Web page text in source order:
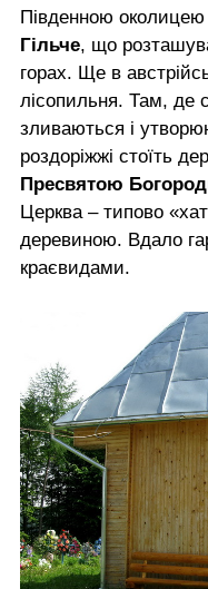
Південною околицею
Гільче, що
горах. Ще в
лісопильня. Там, де
зливаються і
роздоріжжі стоїть
Пресвятою
Церква – типово
деревиною. Вдало
краєвидами.